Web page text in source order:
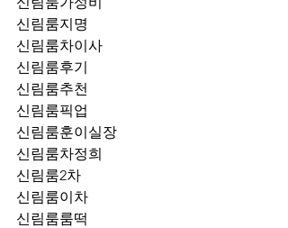
신림룸지명
신림룸차이사
신림룸후기
신림룸추천
신림룸훈이실장
신림룸차정희
신림룸2차
신림룸이차
신림룸룸떡